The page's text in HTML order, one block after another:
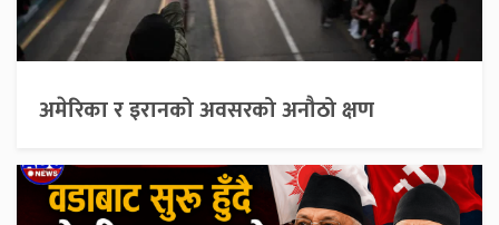
अमेरिका र इरानको अवसरको अनौठो क्षण